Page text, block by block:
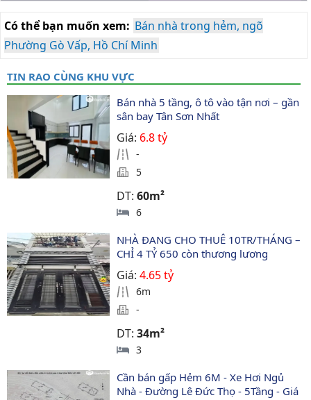
Có thể bạn muốn xem: Bán nhà trong hẻm, ngõ
Phường Gò Vấp, Hồ Chí Minh
TIN RAO CÙNG KHU VỰC
Bán nhà 5 tầng, ô tô vào tận nơi – gần
sân bay Tân Sơn Nhất
Giá: 6.8 tỷ
-
5
DT:60m²
6
NHÀ ĐANG CHO THUÊ 10TR/THÁNG –
CHỈ 4 TỶ 650 còn thương lương
Giá:4.65 tỷ
6m
-
DT:34m²
3
Cần bán gấp Hẻm 6M - Xe Hơi Ngủ
Nhà - Đường Lê Đức Thọ - 5Tầng - Giá